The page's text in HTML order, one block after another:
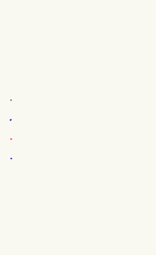
.
.
.
.